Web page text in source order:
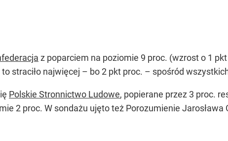
z poparciem na poziomie 9 proc. (wzrost o 1
straciło najwięcej – bo 2 pkt proc. – spośród
Polskie Stronnictwo Ludowe, popierane przez 3 proc.
2 proc. W sondażu ujęto też Porozumienie